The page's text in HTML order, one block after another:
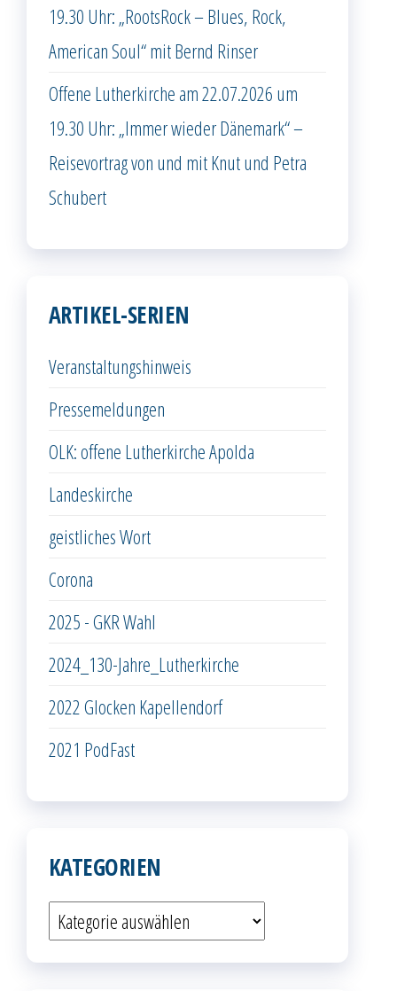
19.30 Uhr: „RootsRock – Blues, Rock,
American Soul“ mit Bernd Rinser
Offene Lutherkirche am 22.07.2026 um
19.30 Uhr: „Immer wieder Dänemark“ –
Reisevortrag von und mit Knut und Petra
Schubert
ARTIKEL-SERIEN
Veranstaltungshinweis
Pressemeldungen
OLK: offene Lutherkirche Apolda
Landeskirche
geistliches Wort
Corona
2025 - GKR Wahl
2024_130-Jahre_Lutherkirche
2022 Glocken Kapellendorf
2021 PodFast
KATEGORIEN
Kategorien